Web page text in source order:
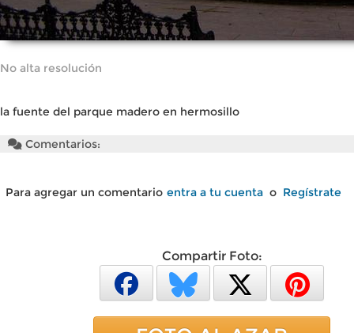
No alta resolución
la fuente del parque madero en hermosillo
Comentarios:
Para agregar un comentario entra a tu cuenta o Regístrate
Compartir Foto: